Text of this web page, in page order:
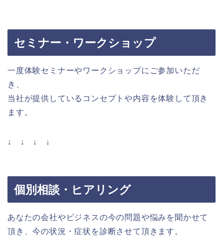
セミナー・ワークショップ
一度体験セミナーやワークショップにご参加いただ
き、
当社が提供しているコンセプトや内容を体験して頂き
ます。
↓ ↓ ↓ ↓
個別相談・ヒアリング
あなたの会社やビジネスの今の問題や悩みを聞かせて
頂き、今の状況・症状を診断させて頂きます。